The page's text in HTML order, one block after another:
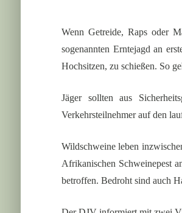
Wenn Getreide, Raps oder
sogenannten Erntejagd an
Hochsitzen, zu schießen. So
Jäger sollten aus
Verkehrsteilnehmer auf den
Wildschweine leben
Afrikanischen Schweinepest
betroffen. Bedroht sind auch